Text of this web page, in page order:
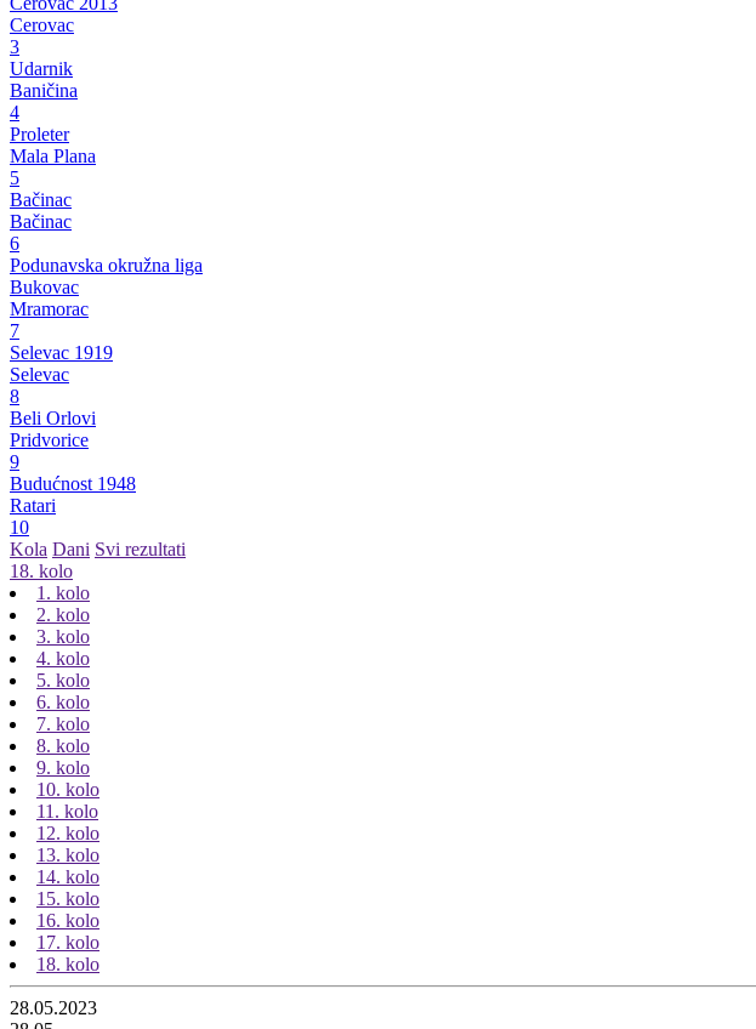
Cerovac
3
Udarnik
Baničina
4
Proleter
Mala Plana
5
Bačinac
Bačinac
6
Podunavska okružna liga
Bukovac
Mramorac
7
Selevac 1919
Selevac
8
Beli Orlovi
Pridvorice
9
Budućnost 1948
Ratari
10
Kola Dani Svi rezultati
18. kolo
1. kolo
2. kolo
3. kolo
4. kolo
5. kolo
6. kolo
7. kolo
8. kolo
9. kolo
10. kolo
11. kolo
12. kolo
13. kolo
14. kolo
15. kolo
16. kolo
17. kolo
18. kolo
28.05.2023